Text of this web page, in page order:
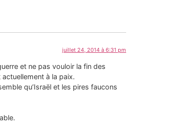
juillet 24, 2014 à 6:31 pm
et ne pas vouloir la fin des
à la paix.
qu’Israël et les pires faucons